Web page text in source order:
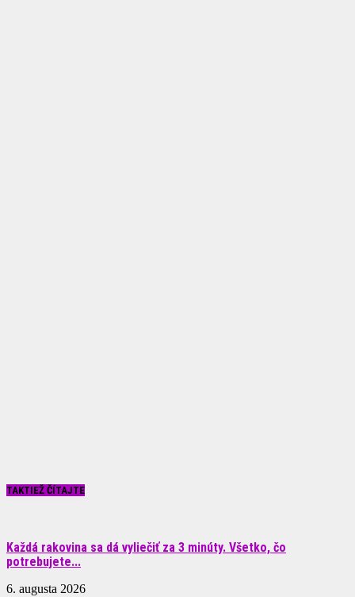
TAKTIEŽ ČÍTAJTE
Každá rakovina sa dá vyliečiť za 3 minúty. Všetko, čo
potrebujete...
6. augusta 2026